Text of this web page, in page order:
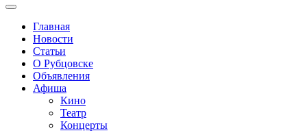
Главная
Новости
Статьи
О Рубцовске
Объявления
Афиша
Кино
Театр
Концерты